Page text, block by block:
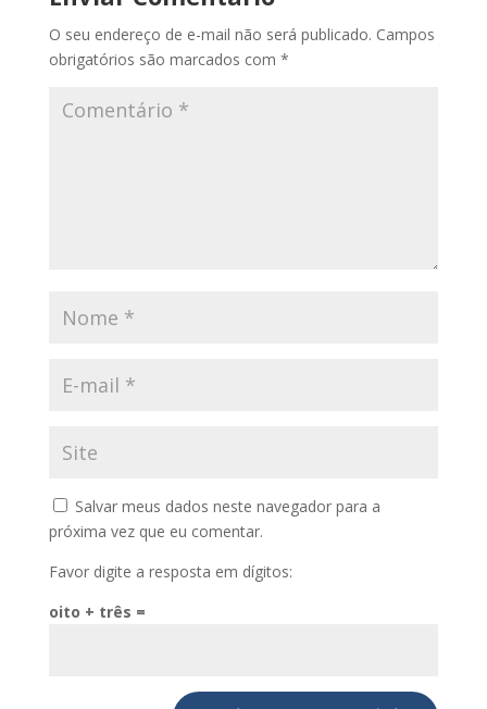
O seu endereço de e-mail não será publicado. Campos
obrigatórios são marcados com *
Salvar meus dados neste navegador para a
próxima vez que eu comentar.
Favor digite a resposta em dígitos:
oito + três =